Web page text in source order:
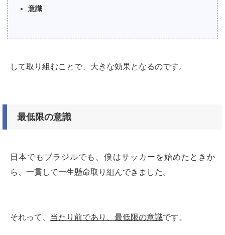
意識
して取り組むことで、大きな効果となるのです。
最低限の意識
日本でもブラジルでも、僕はサッカーを始めたときか
ら、一貫して一生懸命取り組んできました。
それって、 当たり前であり、最低限の意識です。